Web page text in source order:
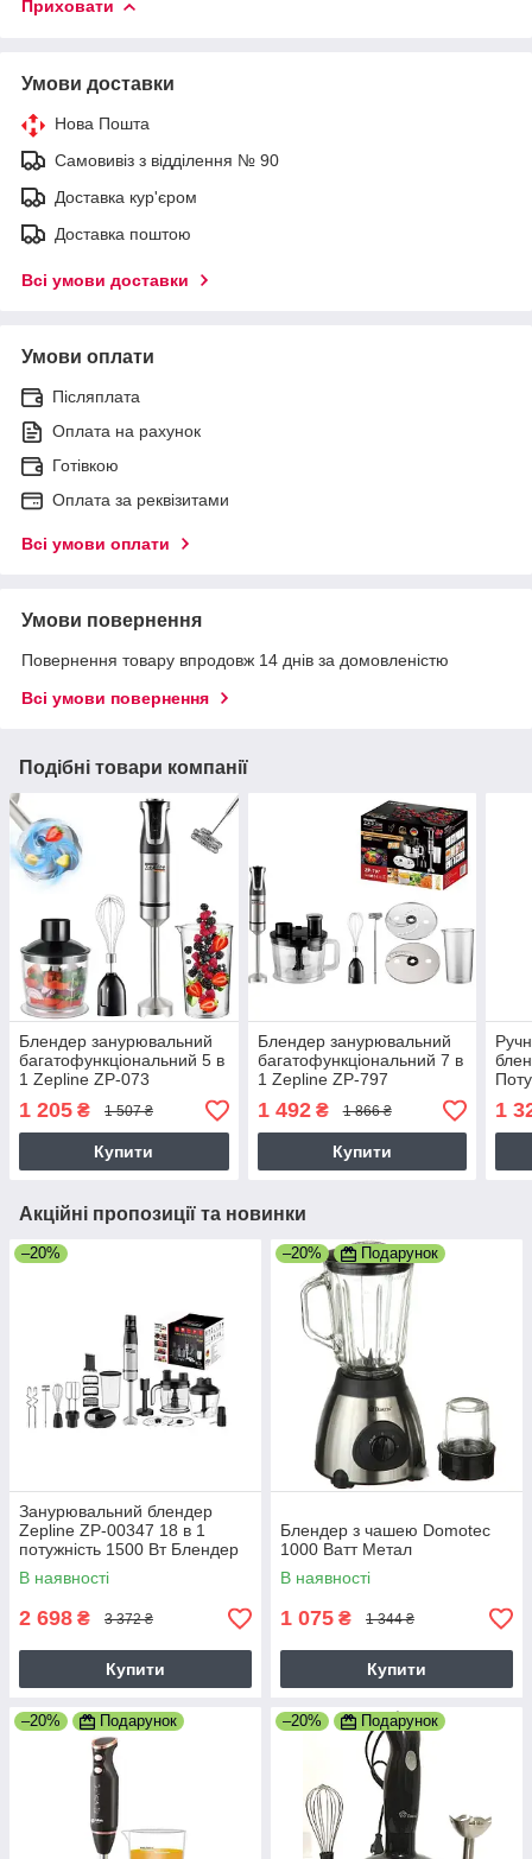
Приховати
Умови доставки
Нова Пошта
Самовивіз з відділення № 90
Доставка кур'єром
Доставка поштою
Всі умови доставки
Умови оплати
Післяплата
Оплата на рахунок
Готівкою
Оплата за реквізитами
Всі умови оплати
Умови повернення
Повернення товару впродовж 14 днів за домовленістю
Всі умови повернення
Подібні товари компанії
Блендер занурювальний
багатофункціональний 5 в
1 Zepline ZP-073
подрібнювач для дому
побутовий 1500 Вт чорний
1 205 ₴ 1 507 ₴
Купити
Блендер занурювальний
багатофункціональний 7 в
1 Zepline ZP-797
подрібнювач для дому
побутовий 1500 Вт
1 492₴ 1 866 ₴
Купити
1
Акційні пропозиції та новинки
–20%
Занурювальний блендер
Zepline ZP-00347 18 в 1
потужність 1500 Вт Блендер
подрібнювач 5 швидкостей
В наявності
2 698 ₴ 3 372 ₴
Купити
–20% Подарунок
Блендер з чашею Domotec
1000 Ватт Метал
В наявності
1 075 ₴ 1 344 ₴
Купити
–20% Подарунок –20% Подарунок